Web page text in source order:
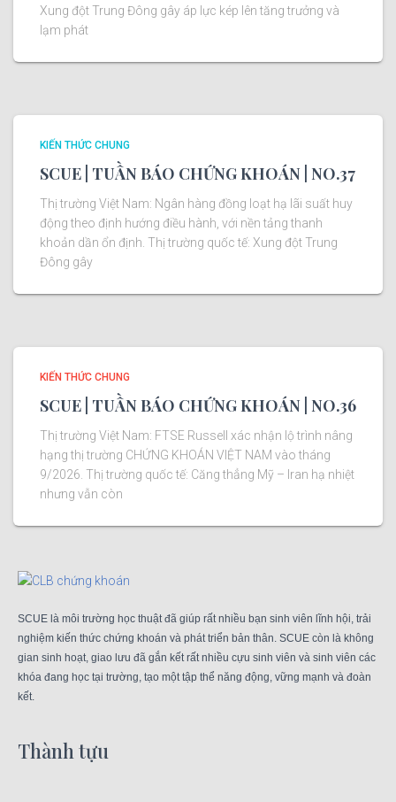
Xung đột Trung Đông gây áp lực kép lên tăng trưởng và
lạm phát
KIẾN THỨC CHUNG
SCUE | TUẦN BÁO CHỨNG KHOÁN | NO.37
Thị trường Việt Nam: Ngân hàng đồng loạt hạ lãi suất huy
động theo định hướng điều hành, với nền tảng thanh
khoản dần ổn định. Thị trường quốc tế: Xung đột Trung
Đông gây
KIẾN THỨC CHUNG
SCUE | TUẦN BÁO CHỨNG KHOÁN | NO.36
Thị trường Việt Nam: FTSE Russell xác nhận lộ trình nâng
hạng thị trường CHỨNG KHOÁN VIỆT NAM vào tháng
9/2026. Thị trường quốc tế: Căng thẳng Mỹ – Iran hạ nhiệt
nhưng vẫn còn
SCUE là môi trường học thuật đã giúp rất nhiều bạn sinh viên lĩnh hội, trải
nghiệm kiến thức chứng khoán và phát triển bản thân. SCUE còn là không
gian sinh hoạt, giao lưu đã gắn kết rất nhiều cựu sinh viên và sinh viên các
khóa đang học tại trường, tạo một tập thể năng động, vững mạnh và đoàn
kết.
Thành tựu